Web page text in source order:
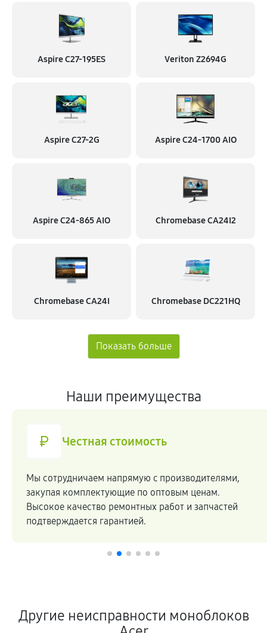
Aspire C27-195ES Veriton Z2694G
Aspire C27-2G Aspire C24‑1700 AIO
Aspire C24‑865 AIO Chromebase CA24I2
Chromebase CA24I Chromebase DC221HQ
Наши преимущества
Честная стоимость
Мы сотрудничаем напрямую c производителями,
закупая комплектующие по оптовым ценам.
Высокое качество ремонтных работ и запчастей
подтверждается гарантией.
Другие неисправности моноблоков